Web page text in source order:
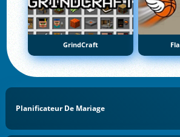
GrindCraft
Planificateur De Mariage